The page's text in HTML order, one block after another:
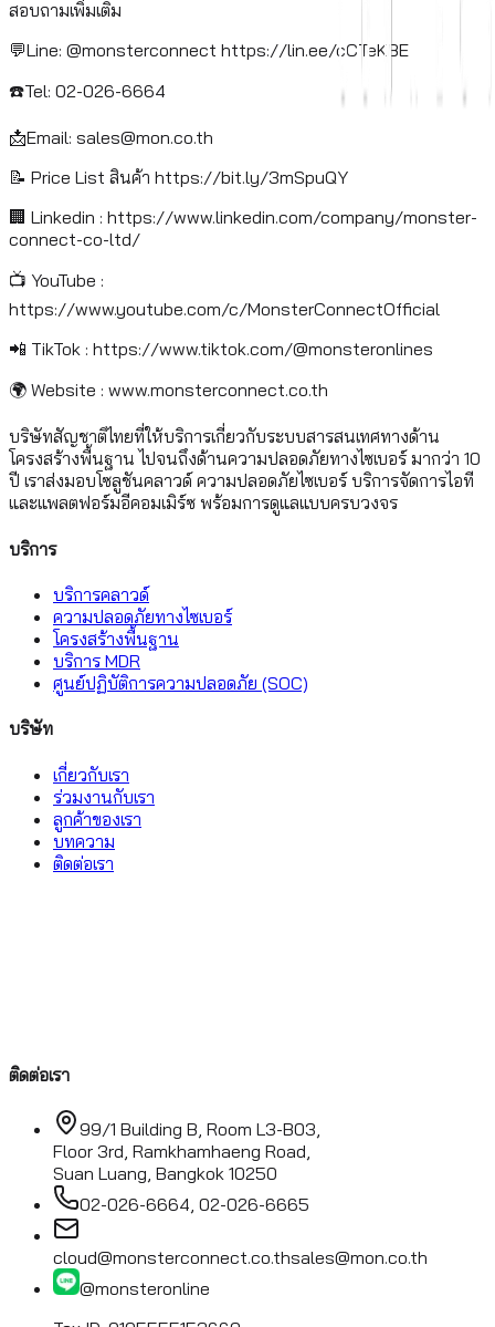
สอบถามเพิ่มเติม
💬Line: @monsterconnect https://lin.ee/cCTeKBE
☎️Tel: 02-026-6664
📩Email: sales@mon.co.th
📝 Price List สินค้า https://bit.ly/3mSpuQY
🏢 Linkedin : https://www.linkedin.com/company/monster-
connect-co-ltd/
📺 YouTube :
https://www.youtube.com/c/MonsterConnectOfficial
📲 TikTok : https://www.tiktok.com/@monsteronlines
🌍 Website : www.monsterconnect.co.th
บริษัทสัญชาติไทยที่ให้บริการเกี่ยวกับระบบสารสนเทศทางด้าน
โครงสร้างพื้นฐาน ไปจนถึงด้านความปลอดภัยทางไซเบอร์ มากว่า 10
ปี เราส่งมอบโซลูชันคลาวด์ ความปลอดภัยไซเบอร์ บริการจัดการไอที
และแพลตฟอร์มอีคอมเมิร์ซ พร้อมการดูแลแบบครบวงจร
บริการ
บริการคลาวด์
ความปลอดภัยทางไซเบอร์
โครงสร้างพื้นฐาน
บริการ MDR
ศูนย์ปฏิบัติการความปลอดภัย (SOC)
บริษัท
เกี่ยวกับเรา
ร่วมงานกับเรา
ลูกค้าของเรา
บทความ
ติดต่อเรา
ติดต่อเรา
99/1 Building B, Room L3-B03,
Floor 3rd, Ramkhamhaeng Road,
Suan Luang, Bangkok 10250
02-026-6664, 02-026-6665
cloud@monsterconnect.co.thsales@mon.co.th
@monsteronline